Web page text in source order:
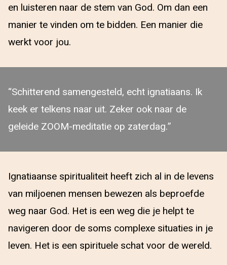
en luisteren naar de stem van God. Om dan een
manier te vinden om te bidden. Een manier die
werkt voor jou.
“Schitterend samengesteld, echt ignatiaans. Ik
keek er telkens naar uit. Zeker ook naar de
geleide ZOOM-meditatie op zaterdag.”
Ignatiaanse spiritualiteit heeft zich al in de levens
van miljoenen mensen bewezen als beproefde
weg naar God. Het is een weg die je helpt te
navigeren door de soms complexe situaties in je
leven. Het is een spirituele schat voor de wereld.